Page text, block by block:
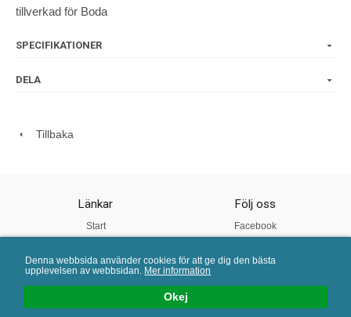
Okej
Denna webbsida använder cookies för att ge dig den bästa
upplevelsen av webbsidan. Mer information
tillverkad för Boda
SPECIFIKATIONER
DELA
Tillbaka
Länkar
Start
Vår Kvalitet
Följ oss
Facebook
Twitter